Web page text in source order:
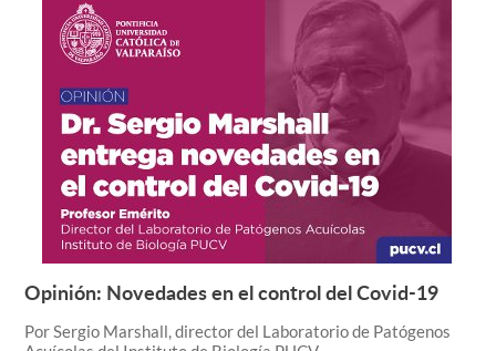
PUCV Internacional
Vinculación con el Medio
Admisión
Pregrado
Postgrado
Formación Continua
Estudiantes
Leer más +
Opinión: Novedades en el control del Covid-19
Por Sergio Marshall, director del Laboratorio de Patógenos